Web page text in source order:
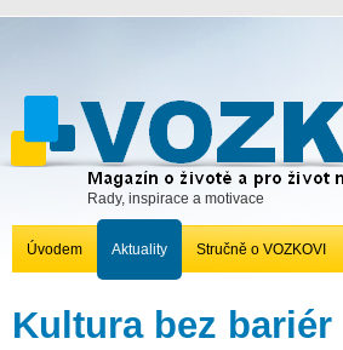
Rady, inspirace a motivace
Úvodem Aktuality Stručně o VOZKOVI
Kultura bez bariér